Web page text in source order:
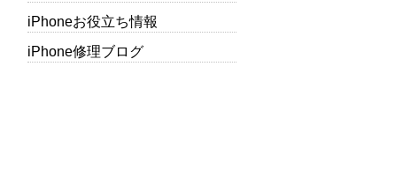
iPhoneお役立ち情報
iPhone修理ブログ